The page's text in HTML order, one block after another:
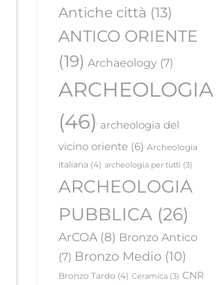
Antiche città (13)
ANTICO ORIENTE
(19) Archaeology(7)
ARCHEOLOGIA
(46) archeologia del
vicino oriente(6) Archeologia
italiana (4) archeologia per tutti (3)
ARCHEOLOGIA
PUBBLICA(26)
ArCOA(8) Bronzo Antico
(7) Bronzo Medio(10)
Bronzo Tardo (4) Ceramica(3) CNR